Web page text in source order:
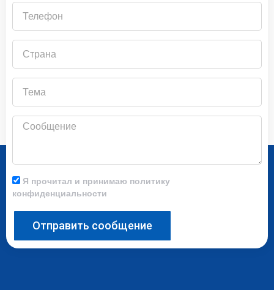
Сообщение
Я прочитал и принимаю политику
конфиденциальности
Отправить сообщение